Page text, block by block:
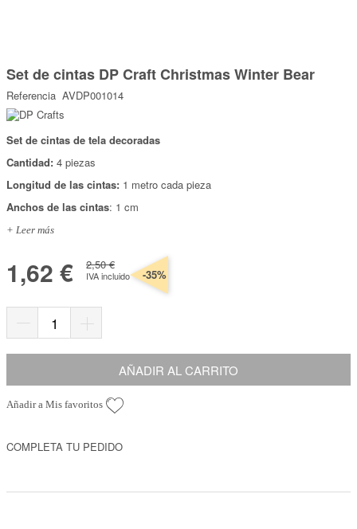
Top Ventas
Temática
Somos Kimidori
comienzo
de
la
galería
de
imágenes
Set de cintas DP Craft Christmas Winter Bear
Referencia AVDP001014
Set de cintas de tela decoradas
Cantidad: 4 piezas
Longitud de las cintas: 1 metro cada pieza
Anchos de las cintas: 1 cm
+ Leer más
1,62 € 2,50 €
IVA incluido -35%
AÑADIR AL CARRITO
Añadir a Mis favoritos
COMPLETA TU PEDIDO